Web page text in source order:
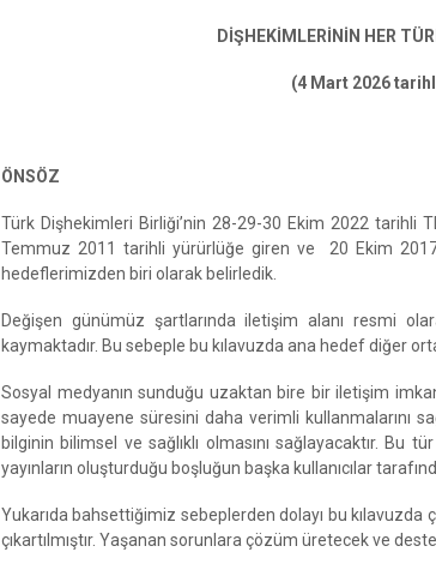
DİŞHEKİMLERİNİN HER
(4 Mart 2026
ÖNSÖZ
Türk Dişhekimleri Birliği’nin 28-29-30 Ekim 2022 tarihli
Temmuz 2011 tarihli yürürlüğe giren ve 20 Ekim
hedeflerimizden biri olarak belirledik.
Değişen günümüz şartlarında iletişim alanı resmi
kaymaktadır. Bu sebeple bu kılavuzda ana hedef diğer
Sosyal medyanın sunduğu uzaktan bire bir iletişim
sayede muayene süresini daha verimli kullanmalarını
bilginin bilimsel ve sağlıklı olmasını sağlayacaktır. Bu
yayınların oluşturduğu boşluğun başka kullanıcılar
Yukarıda bahsettiğimiz sebeplerden dolayı bu kılavuzda
çıkartılmıştır. Yaşanan sorunlara çözüm üretecek ve